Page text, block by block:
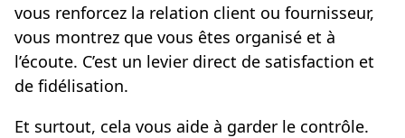
vous renforcez la relation client ou fournisseur,
vous montrez que vous êtes organisé et à
l’écoute. C’est un levier direct de satisfaction et
de fidélisation.
Et surtout, cela vous aide à garder le contrôle.